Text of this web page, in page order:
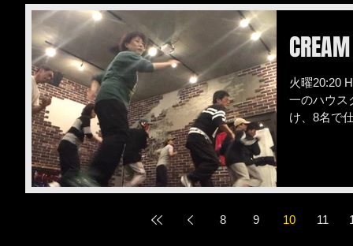
火曜20:20
一のハウス
け、8名で
8 9 10 11